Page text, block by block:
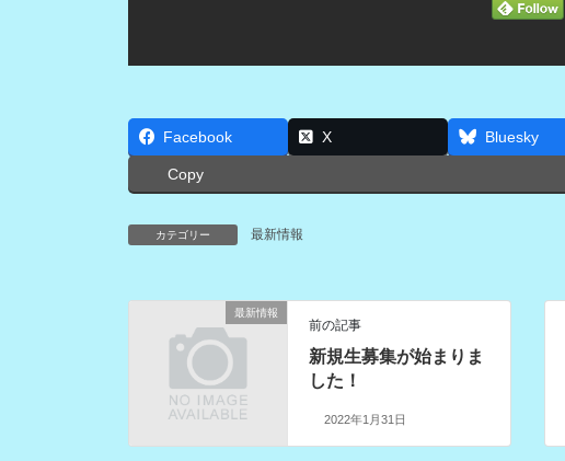
Facebook X Bluesky
Copy
カテゴリー 最新情報
最新情報
前の記事
新規生募集が始まりま
した！
2022年1月31日